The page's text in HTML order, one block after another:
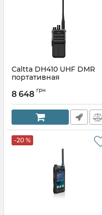
Caltta DH410 UHF DMR
портативная
Артикул: DH410UHF
8 648 грн
-20 %